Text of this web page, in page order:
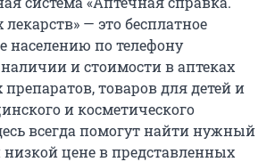
— это бесплатное
населению по телефону
и стоимости в аптеках
товаров для детей и
и косметического
всегда помогут найти нужный
низкой цене в представленных